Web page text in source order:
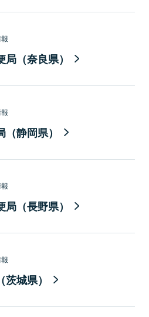
（奈良県）
静岡県）
（長野県）
城県）